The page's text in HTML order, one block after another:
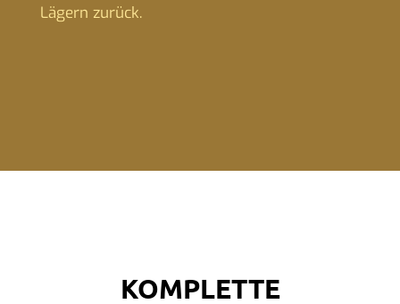
Lägern zurück.
KOMPLETTE